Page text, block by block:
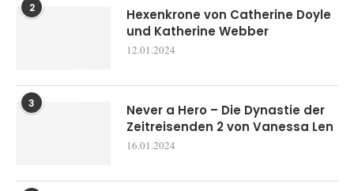
2
Hexenkrone von Catherine Doyle
und Katherine Webber
12.01.2024
3
Never a Hero – Die Dynastie der
Zeitreisenden 2 von Vanessa Len
16.01.2024